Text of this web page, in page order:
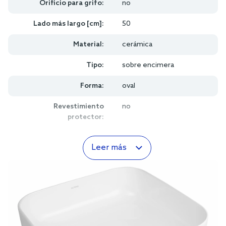
Orificio para grifo: no
Lado más largo [cm]: 50
Material: cerámica
Tipo: sobre encimera
Forma: oval
Revestimiento
protector:
no
Leer más